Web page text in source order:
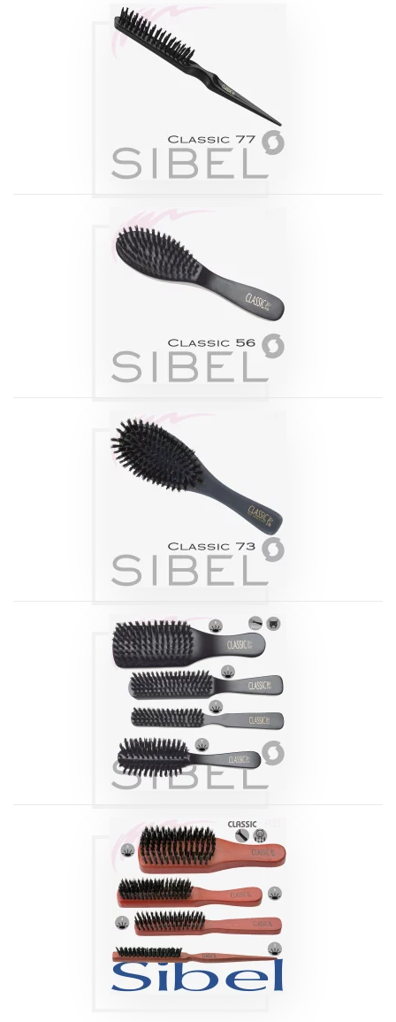
BROSSE LÉGÈRE
EXTENSIONS
CLASSIC 77 SIBEL
BROSSE BOIS
PLATE NOIRE
CLASSIC 56
BROSSE BOIS
PLATE NOIRE
CLASSIC 73
BROSSES PLATES
NOIRES BOIS
CLASSIC 57 À 60
Produits
BROSSE PLATE
CLASSIC 47 À 50
Produits